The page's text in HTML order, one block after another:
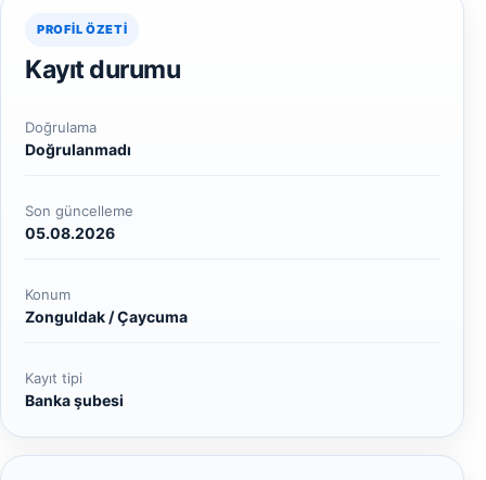
PROFIL ÖZETI
Kayıt durumu
Doğrulama
Doğrulanmadı
Son güncelleme
05.08.2026
Konum
Zonguldak / Çaycuma
Kayıt tipi
Banka şubesi